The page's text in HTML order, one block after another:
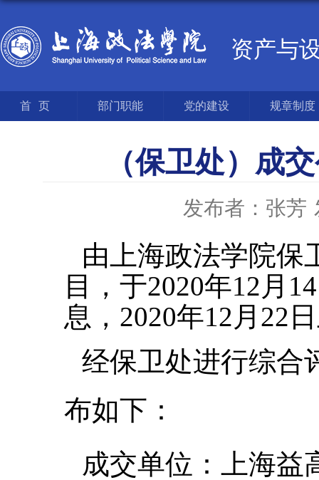
资产与
首页 部门职能 党的建设 规章制度
（保卫处）成
发布者：张芳
由上海政法学院保
目，于2020年12 月 14
息， 2020年12 月 22
经保卫处进行综合
布如下：
成交单位：上海益